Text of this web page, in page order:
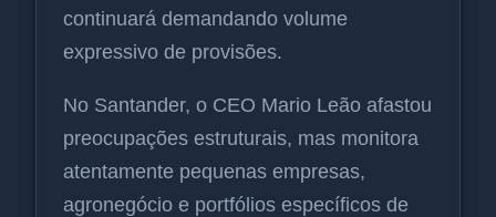
continuará demandando volume
expressivo de provisões.
No Santander, o CEO Mario Leão afastou
preocupações estruturais, mas monitora
atentamente pequenas empresas,
agronegócio e portfólios específicos de